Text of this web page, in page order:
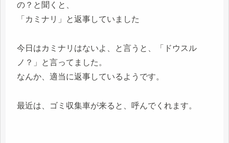
の？と聞くと、
「カミナリ」と返事していました
今日はカミナリはないよ、と言うと、「ドウスル
ノ？」と言ってました。
なんか、適当に返事しているようです。
最近は、ゴミ収集車が来ると、呼んでくれます。